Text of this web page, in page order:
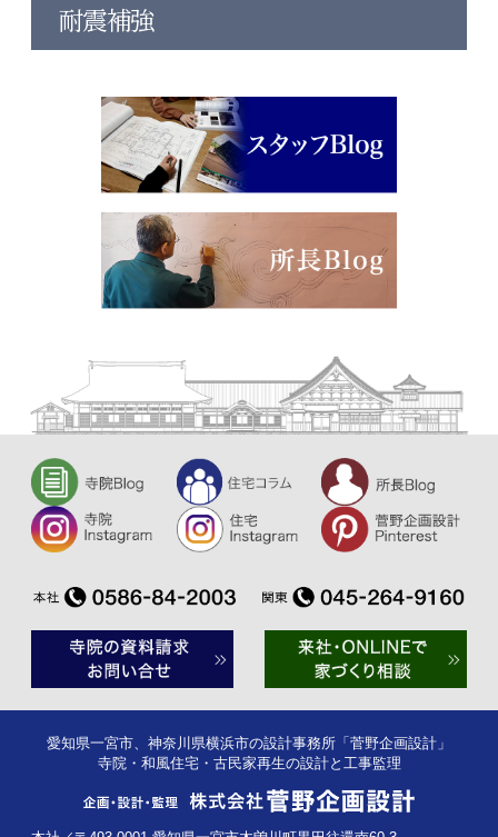
耐震補強
愛知県一宮市、神奈川県横浜市の設計事務所「菅野企画設計」
寺院・和風住宅・古民家再生の設計と工事監理